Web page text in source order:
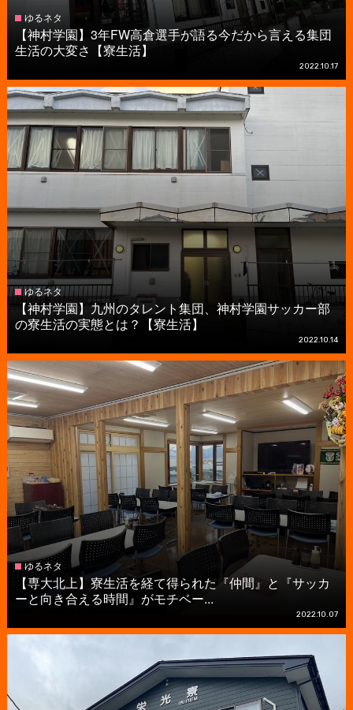
ゆるネタ
【神村学園】3年FW高倉選手が語る今だから言える集団
生活の大変さ【寮生活】
2022.10.17
ゆるネタ
【神村学園】九州のタレント集団、神村学園サッカー部
の寮生活の実態とは？【寮生活】
2022.10.14
ゆるネタ
【専大北上】寮生活を経て得られた『仲間』と『サッカ
ーと向き合える時間』がモチベー...
2022.10.07